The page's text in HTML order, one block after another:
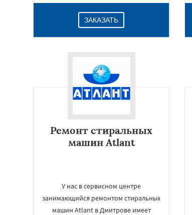
ЗАКАЗАТЬ
Ремонт стиральных
машин Atlant
У нас в сервисном центре
занимающийся ремонтом стиральных
машин Atlant в Дмитрове имеет